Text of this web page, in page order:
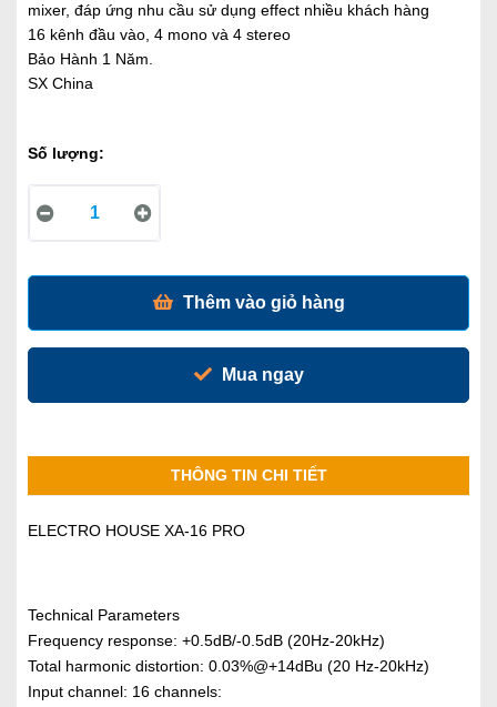
mixer, đáp ứng nhu cầu sử dụng effect nhiều khách hàng
16 kênh đầu vào, 4 mono và 4 stereo
Bảo Hành 1 Năm.
SX China
Số lượng:
Thêm vào giỏ hàng
Mua ngay
THÔNG TIN CHI TIẾT
ELECTRO HOUSE XA-16 PRO
Technical Parameters
Frequency response: +0.5dB/-0.5dB (20Hz-20kHz)
Total harmonic distortion: 0.03%@+14dBu (20 Hz-20kHz)
Input channel: 16 channels: